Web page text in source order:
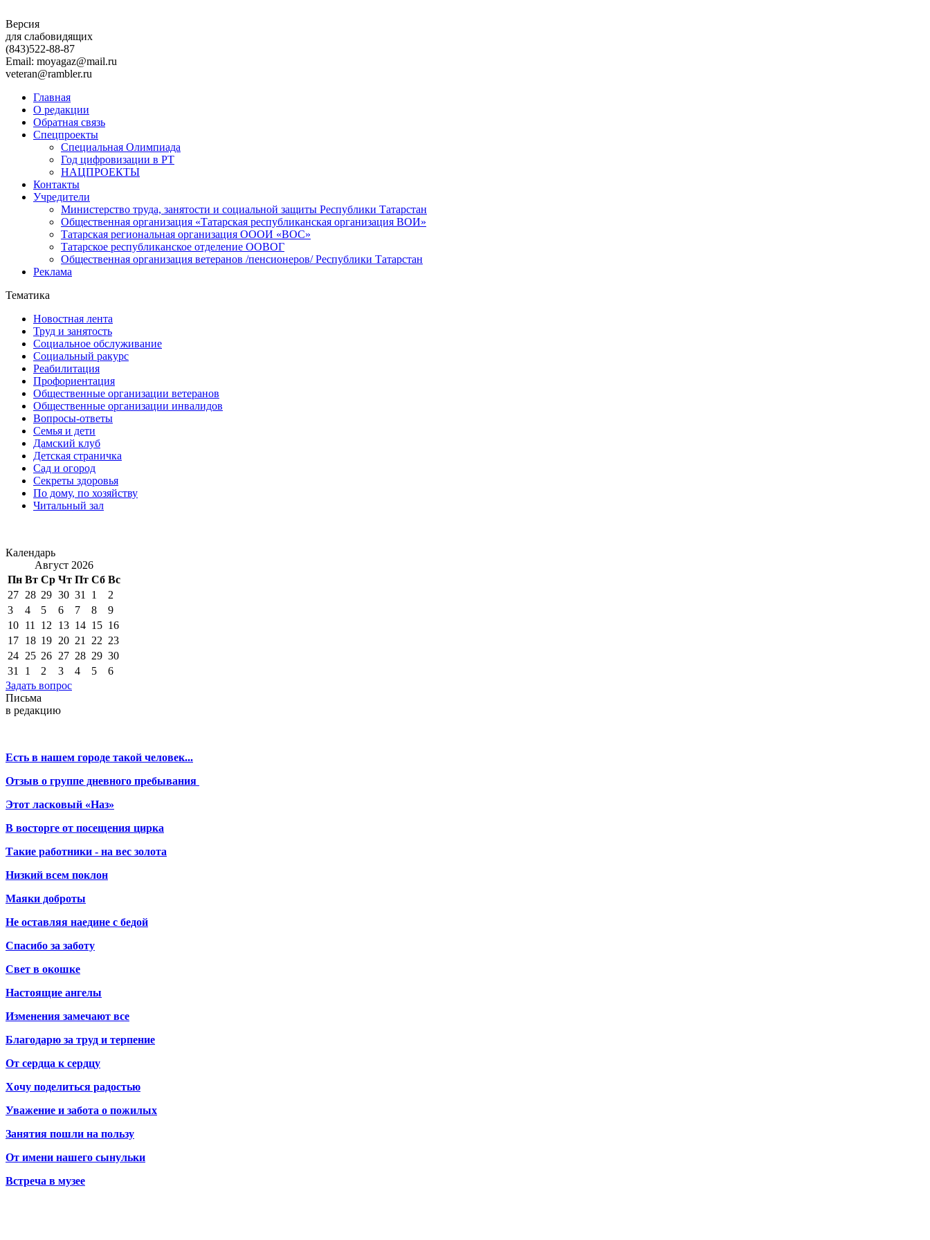
Версия
для слабовидящих
(843)522-88-87
Email: moyagaz@mail.ru
veteran@rambler.ru
Главная
О редакции
Обратная связь
Спецпроекты
Специальная Олимпиада
Год цифровизации в РТ
НАЦПРОЕКТЫ
Контакты
Учредители
Министерство труда, занятости и социальной защиты Республики Татарстан
Общественная организация «Татарская республиканская организация ВОИ»
Татарская региональная организация ОООИ «ВОС»
Татарское республиканское отделение ООВОГ
Общественная организация ветеранов /пенсионеров/ Республики Татарстан
Реклама
Тематика
Новостная лента
Труд и занятость
Социальное обслуживание
Социальный ракурс
Реабилитация
Профориентация
Общественные организации ветеранов
Общественные организации инвалидов
Вопросы-ответы
Семья и дети
Дамский клуб
Детская страничка
Сад и огород
Секреты здоровья
По дому, по хозяйству
Читальный зал
Календарь
Август 2026
Пн Вт Ср Чт Пт Сб Вс
27 28 29 30 31 1
2
3
4 5 6 7 8
9
10 11 12 13 14 15 16
17 18 19 20 21 22 23
24 25 26 27 28 29 30
31
1 2 3 4 5
6
Задать вопрос
Письма
в редакцию
Есть в нашем городе такой человек...
Отзыв о группе дневного пребывания
Этот ласковый «Наз»
В восторге от посещения цирка
Такие работники - на вес золота
Низкий всем поклон
Маяки доброты
Не оставляя наедине с бедой
Спасибо за заботу
Свет в окошке
Настоящие ангелы
Изменения замечают все
Благодарю за труд и терпение
От сердца к сердцу
Хочу поделиться радостью
Уважение и забота о пожилых
Занятия пошли на пользу
От имени нашего сынульки
Встреча в музее